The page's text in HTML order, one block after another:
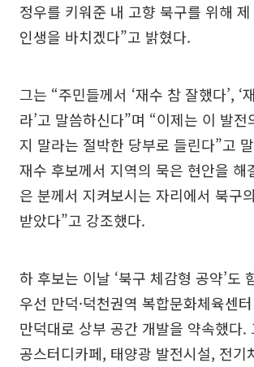
정우를 키워준 내 고향 북구를 위해
인생을 바치겠다”고 밝혔다.
그는 “주민들께서 ‘재수 참 잘했다’, ‘
라’고 말씀하신다”며 “이제는 이 발
지 말라는 절박한 당부로 들린다”고
재수 후보께서 지역의 묵은 현안을 해
은 분께서 지켜보시는 자리에서 북구
받았다”고 강조했다.
하 후보는 이날 ‘북구 체감형 공약’도
우선 만덕·덕천권역 복합문화체육센
만덕대로 상부 공간 개발을 약속했다.
공스터디카페, 태양광 발전시설, 전기